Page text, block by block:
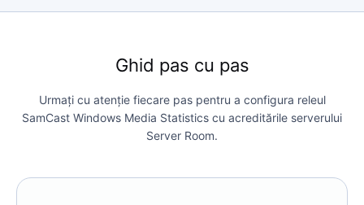
Ghid pas cu pas
Urmați cu atenție fiecare pas pentru a configura releul
SamCast Windows Media Statistics cu acreditările serverului
Server Room.